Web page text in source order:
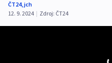
ČT24,jch
12. 9. 2024 | Zdroj: ČT24